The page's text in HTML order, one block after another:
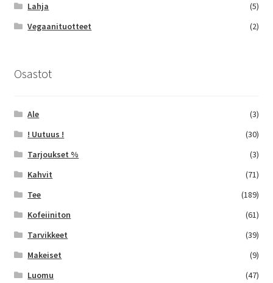
Lahja
(5)
Vegaanituotteet
(2)
Osastot
Ale
(3)
! Uutuus !
(30)
Tarjoukset %
(3)
Kahvit
(71)
Tee
(189)
Kofeiiniton
(61)
Tarvikkeet
(39)
Makeiset
(9)
Luomu
(47)